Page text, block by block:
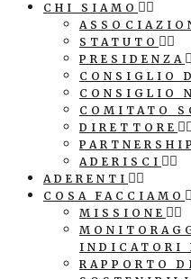
CHI SIAMO
STATUTO
PRESIDENZA
CONSIGLIO
CONSIGLIO
COMITATO
DIRETTORE
PARTNERSHIP
ADERISCI
ADERENTI
COSA FACCIAMO
MISSIONE
INDICATORI
RAPPORTO